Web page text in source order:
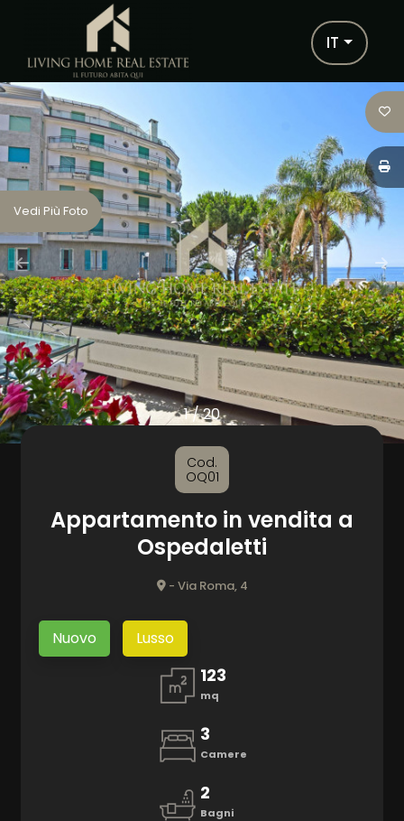
IT
1/20
Vedi Più Foto
Cod.
OQ01
Appartamento in vendita a
Ospedaletti
- Via Roma, 4
Nuovo Lusso
123
mq
3
Camere
2
Bagni
EN
FR
HOME
CHI SIAMO
IMMOBILI
SERVIZI
PARTNERS
CONTATTI
Contratto
Qualsiasi
Vendita
Scegli
dove
cercare
Provincia
multiscelta